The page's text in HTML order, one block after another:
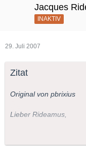
Jacques
INAKTIV
29. Juli 2007
Zitat
Original von pbrixius
Lieber Rideamus,
http://urbanplus.com/